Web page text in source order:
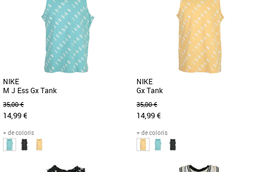
NIKE
M J Ess Gx Tank
35,00 €
14,99 €
+ de coloris
NIKE
Gx Tank
35,00 €
14,99 €
+ de coloris